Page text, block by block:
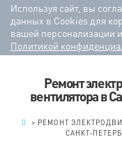
Используя сайт, вы
данных в Cookies для
вашей персонализации
Политикой
Ремонт
вентилятора в
> РЕМОНТ